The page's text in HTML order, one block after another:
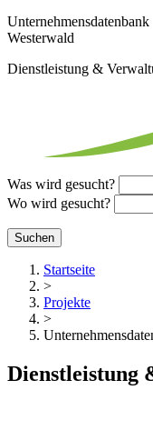
Unternehmens­datenbank
Westerwald
Dienstleistung &
Was wird gesucht?
Wo wird gesucht?
Startseite
>
Projekte
>
Dienstleistung